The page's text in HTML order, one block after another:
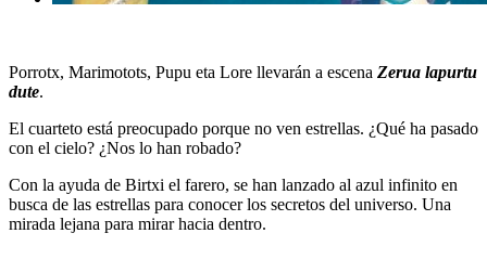
Porrotx, Marimotots, Pupu eta Lore llevarán a escena Zerua lapurtu
dute.
El cuarteto está preocupado porque no ven estrellas. ¿Qué ha pasado
con el cielo? ¿Nos lo han robado?
Con la ayuda de Birtxi el farero, se han lanzado al azul infinito en
busca de las estrellas para conocer los secretos del universo. Una
mirada lejana para mirar hacia dentro.